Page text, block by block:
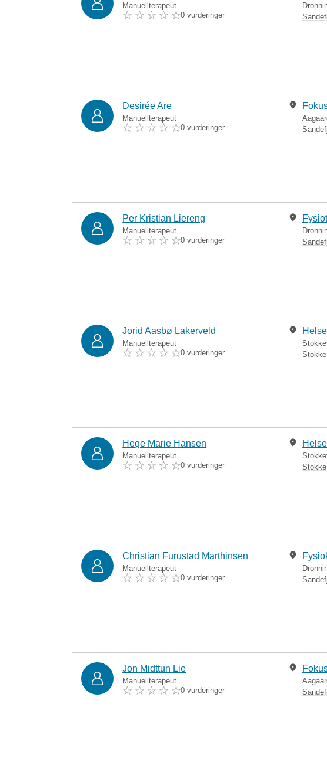
Manuellterapeut
0 vurderinger
Desirée Are
Manuellterapeut
0 vurderinger
Per Kristian Liereng
Manuellterapeut
0 vurderinger
Jorid Aasbø Lakerveld
Manuellterapeut
0 vurderinger
Stokke
Hege Marie Hansen
Manuellterapeut
0 vurderinger
Stokke
Christian Furustad Marthinsen
Manuellterapeut
0 vurderinger
Jon Midttun Lie
Manuellterapeut
0 vurderinger